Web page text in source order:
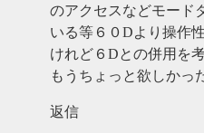
のアクセスなどモード
いる等６０Dより操作
けれど６Dとの併用を
もうちょっと欲しかっ
返信